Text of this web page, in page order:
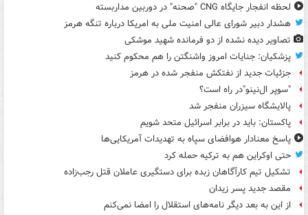
لحظه انفجار جایگاه CNG "صحنه" در دوربین مداربسته
هشدار دبیر شورای عالی امنیت ملی به امریکا درباره تنگه هرمز
تصاویر دیده‌ نشده از دو فرمانده شهید موشکی
پزشکیان: جنایات امروز واشنگتن را هم محکوم کنید
جزئیات جدید از نفتکش منفجر شده در هرمز
"سوپر ال‌نینو"در راه است؟
پالایشگاه سیزران منفجر شد
پاکستان: باید در برابر اسرائیل متحد شویم
پاسخ معنادار هوافضای سپاه به تهدیدات آمریکایی‌ها
حتی اوکراین هم به ترکیه حمله کرد
تشکیل تیم کارآگاهان زبده برای دستگیری عاملان قتل رجب‌زاده
مقصد جدید پسر زیدان
از این به بعد دیگر نامه‌های استقلال را امضا نمی‌کنم